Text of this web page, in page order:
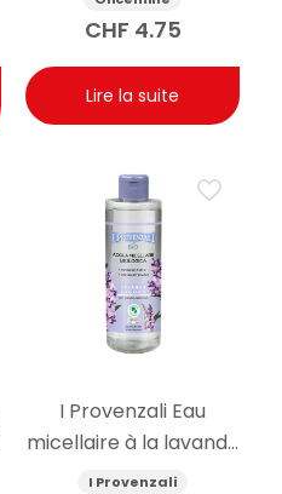
CHF 4.75
Lire la suite
I Provenzali Eau
micellaire à la lavande
bio 400ml
I Provenzali